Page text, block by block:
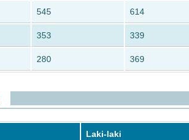
545 614
353 339
280 369
Laki-laki